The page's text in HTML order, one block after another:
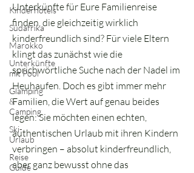
Kinderhotels
Südafrika
Marokko
Unterkünfte
mit Pool
Glamping
&
Camping
Ski-
Urlaub
Reise
Guide
Unterkünfte für Eure Familienreise
finden, die gleichzeitig wirklich
kinderfreundlich sind? Für viele Eltern
klingt das zunächst wie die
sprichwörtliche Suche nach der Nadel im
Heuhaufen. Doch es gibt immer mehr
Familien, die Wert auf genau beides
legen: Sie möchten einen echten,
authentischen Urlaub mit ihren Kindern
verbringen – absolut kinderfreundlich,
aber ganz bewusst ohne das